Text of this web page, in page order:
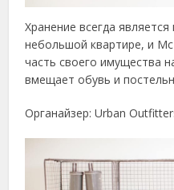
Хранение всегда
небольшой квартире, и
часть своего имущества
вмещает обувь и
Органайзер: Urban